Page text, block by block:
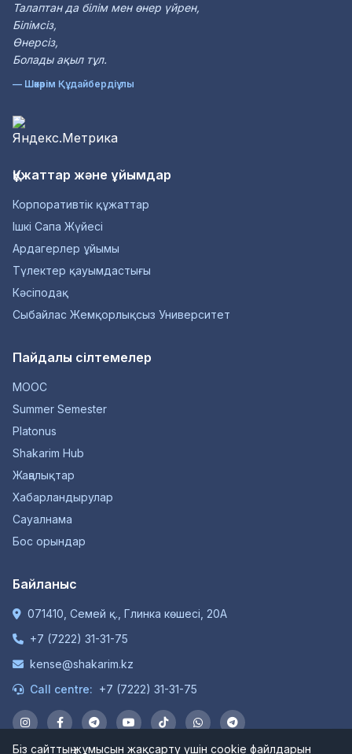
Талаптан да білім мен өнер үйрен,
Білімсіз,
Өнерсіз,
Болады ақыл тұл.
— Шәкәрім Құдайбердіұлы
Құжаттар және ұйымдар
Корпоративтік құжаттар
Ішкі Сапа Жүйесі
Ардагерлер ұйымы
Түлектер қауымдастығы
Кәсіподақ
Сыбайлас Жемқорлықсыз Университет
Пайдалы сілтемелер
MOOC
Summer Semester
Platonus
Shakarim Hub
Жаңалықтар
Хабарландырулар
Сауалнама
Бос орындар
Байланыс
071410, Семей қ., Глинка көшесі, 20А
+7 (7222) 31-31-75
kense@shakarim.kz
Call centre: +7 (7222) 31-31-75
Біз сайттың жұмысын жақсарту үшін cookie файлдарын